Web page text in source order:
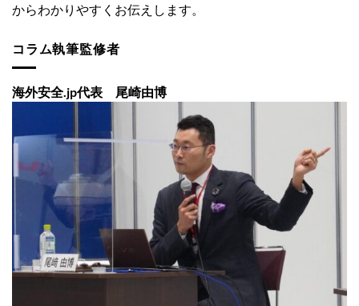
からわかりやすくお伝えします。
コラム執筆監修者
海外安全.jp代表 尾崎由博